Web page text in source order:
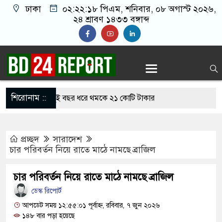
ঢাকা ০২:২২:১৯ পিএম, শনিবার, ০৮ অগাস্ট ২০২৬,
২৪ শ্রাবণ ১৪৩৩ বঙ্গাব্দ
শিরোনাম ::
রাঙ্গাবালী, দুই বছর ধরে থমকে ২১ কোটি টাকার
দুটি ফাইটার মোরগসহ ভারতীয় মালামাল জব্দ
তাহলে আ.লীগের দোষ কী ছিল: রুমিন ফারহানা
শর্ত মানলেই খুলবে হরমুজ প্রণালি: ইরান
প্রচ্ছদ
সারাদেশ
চার পরিবর্তন নিয়ে রাতে মাঠে নামছে ব্রাজিল
চার পরিবর্তন নিয়ে রাতে মাঠে নামছে ব্রাজিল
ডেস্ক রিপোর্ট
আপডেট সময় ১২:৫৫:০১ পূর্বাহ্ন, রবিবার, ৭ জুন ২০২৬
১৪৮ বার পড়া হয়েছে